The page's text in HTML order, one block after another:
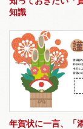
知識
年賀状に一言、「